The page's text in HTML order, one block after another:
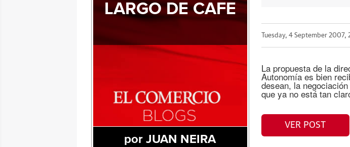
Tuesday, 4 September 2007,
La propuesta de la
Autonomía es bien
desean, la
que ya no está tan
VER POST
LARGO DE CAFE
por JUAN NEIRA